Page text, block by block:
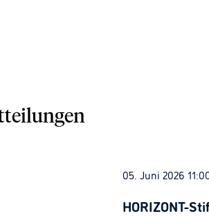
05. Juni 2026
HORIZONT-